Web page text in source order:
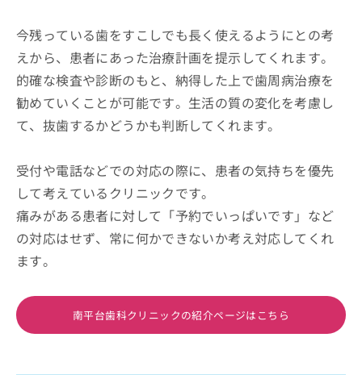
今残っている歯をすこしでも長く使えるようにとの考
えから、患者にあった治療計画を提示してくれます。
的確な検査や診断のもと、納得した上で歯周病治療を
勧めていくことが可能です。生活の質の変化を考慮し
て、抜歯するかどうかも判断してくれます。
受付や電話などでの対応の際に、患者の気持ちを優先
して考えているクリニックです。
痛みがある患者に対して「予約でいっぱいです」など
の対応はせず、常に何かできないか考え対応してくれ
ます。
南平台歯科クリニックの紹介ページはこちら